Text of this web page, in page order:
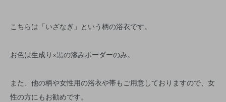
こちらは「いざなぎ」という柄の浴衣です。
お色は生成り×黒の滲みボーダーのみ。
また、他の柄や女性用の浴衣や帯もご用意しておりますので、女
性の方にもお勧めです。